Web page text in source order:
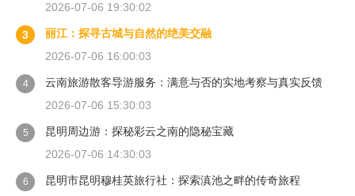
2026-07-06 19:30:02
3
丽江：探寻古城与自然的绝美交融
2026-07-06 16:00:03
4
云南旅游散客导游服务：满意与否的实地考察与真实反馈
2026-07-06 15:30:03
5
昆明周边游：探秘彩云之南的隐秘宝藏
2026-07-06 14:30:03
6
昆明市昆明穆桂英旅行社：探索滇池之畔的传奇旅程